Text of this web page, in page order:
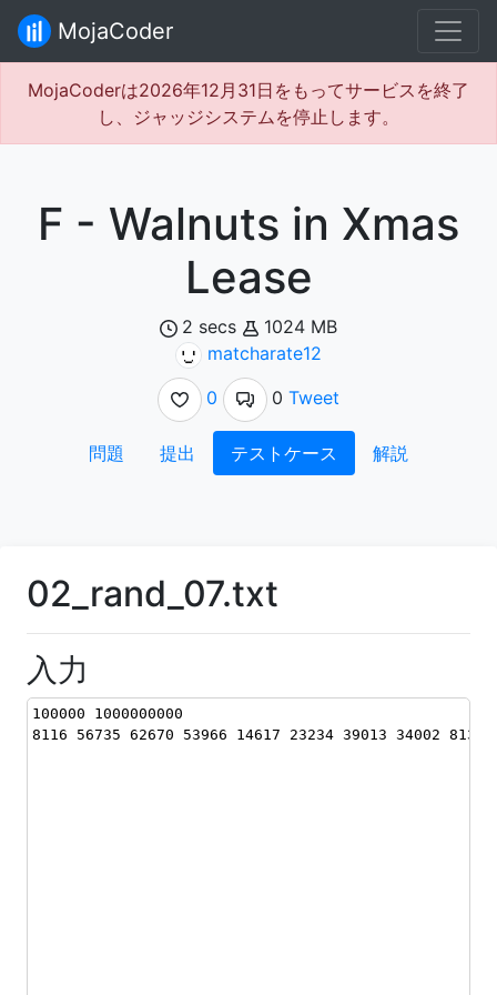
MojaCoder
MojaCoderは2026年12月31日をもってサービスを終了
し、ジャッジシステムを停止します。
F - Walnuts in Xmas
Lease
2 secs
1024 MB
matcharate12
0
0 Tweet
問題 提出 テストケース 解説
02_rand_07.txt
入力
100000 1000000000
8116 56735 62670 53966 14617 23234 39013 34002